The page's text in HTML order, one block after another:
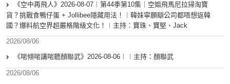
《空中再飛人》2026-08-07︱第44季第10集｜空姐飛馬尼拉掃淘寶
貨？挑戰食鴨仔蛋 + Jollibee隱藏用法！︱韓妹寧願瞓公司都唔想返韓
國？爆料航空界超嚴格階級文化！︱主持：寶珠、寶堅、Jack
2026/08/06
《啱傾啱講啱聽顏聯武》2026-08-06︱︱主持：顏聯武
2026/08/06